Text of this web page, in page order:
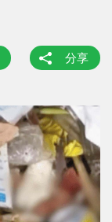
分享